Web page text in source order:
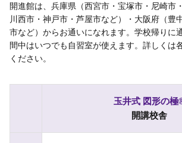
開進館は、兵庫県（西宮市・宝塚市・尼崎市
川西市・神戸市・芦屋市など）・大阪府（豊
市など）からお通いになれます。学校帰りに
間中はいつでも自習室が使えます。詳しくは
ください。
玉井式 図形の極
開講校舎